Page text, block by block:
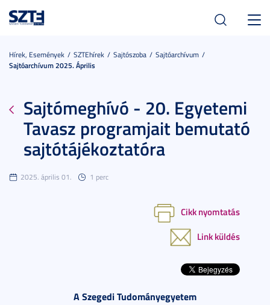
Hírek, Események SZTEhírek Sajtószoba
Sajtóarchívum
Sajtóarchívum 2025. Április
Sajtómeghívó - 20. Egyetemi
Tavasz programjait bemutató
sajtótájékoztatóra
2025. április 01. 1 perc
Cikk nyomtatás
Link küldés
A Szegedi Tudományegyetem